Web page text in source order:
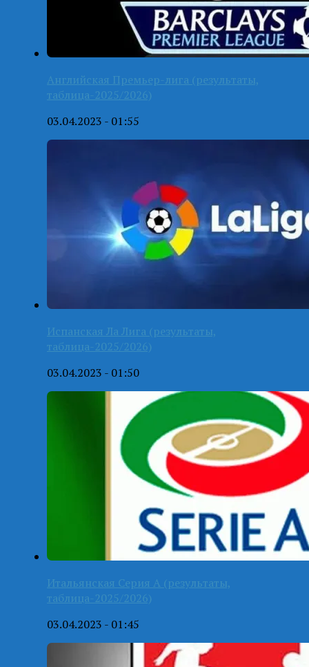
Английская Премьер-лига (результаты,
таблица-2025/2026)
03.04.2023 - 01:55
Испанская Ла Лига (результаты,
таблица-2025/2026)
03.04.2023 - 01:50
Итальянская Серия А (результаты,
таблица-2025/2026)
03.04.2023 - 01:45